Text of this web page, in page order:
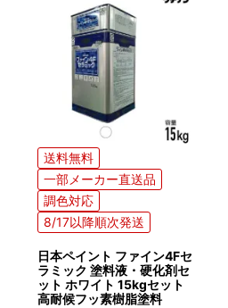
送料無料
一部メーカー直送品
調色対応
8/17以降順次発送
日本ペイント ファイン4Fセ
ラミック 塗料液・硬化剤セ
ット ホワイト 15kgセット
高耐候フッ素樹脂塗料